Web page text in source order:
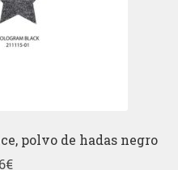
polvo de hadas negro
€